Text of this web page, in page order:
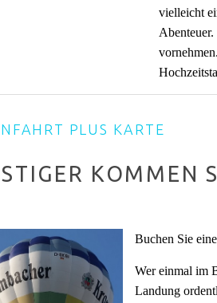
vielleicht
PLUS KARTE
KOMMEN
Buchen Sie
Wer einmal im
Landung